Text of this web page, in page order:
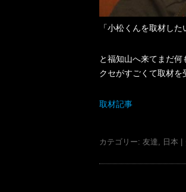
「小松くんを取材した
と福知山へ来てまだ何
クセがすごくて取材を
取材記事
カテゴリー: 友達, 日本 |